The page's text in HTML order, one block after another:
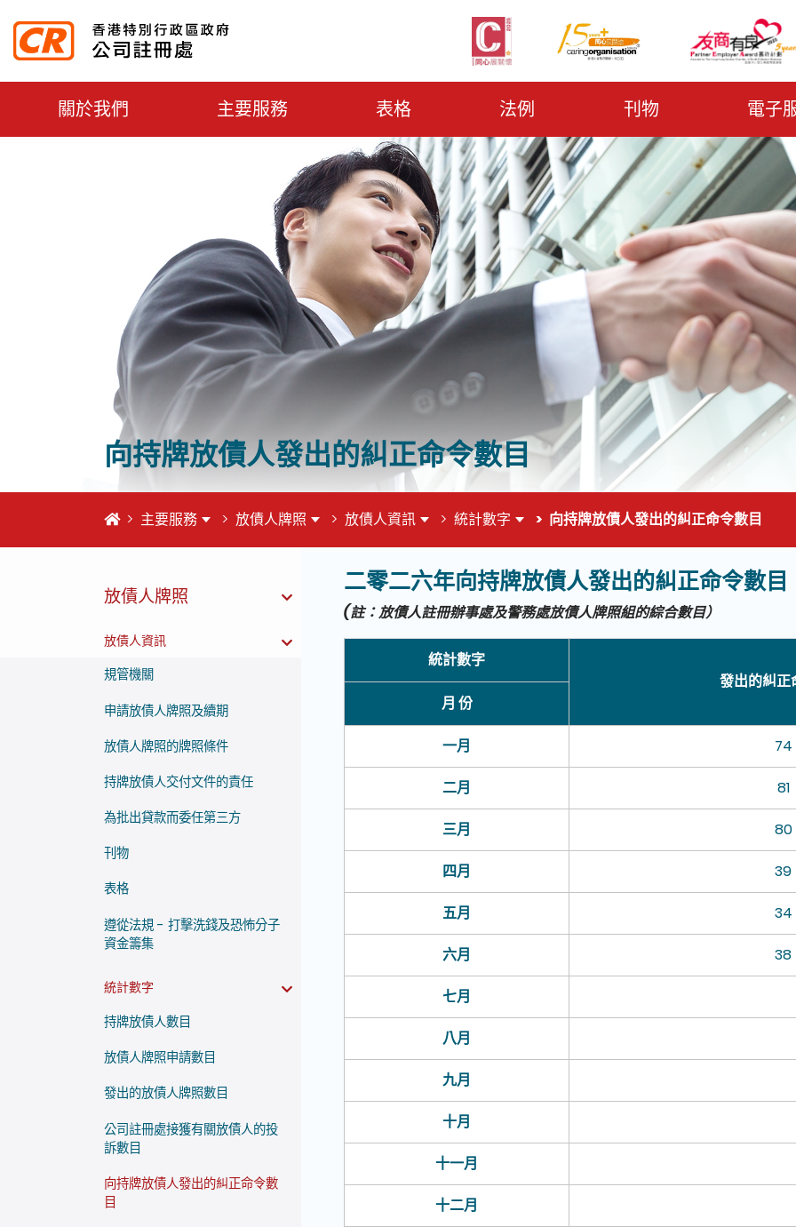
關於我們 主要服務 表格 法例 刊物 電子
向持牌放債人發出的糾正命令數目
首頁主要服務 放債人牌照 放債人資訊 統計數字 向持牌放債人發出的糾正命令數目
放債人牌照
放債人資訊
規管機關
申請放債人牌照及續期
放債人牌照的牌照條件
持牌放債人交付文件的責任
為批出貸款而委任第三方
刊物
表格
遵從法規 - 打擊洗錢及恐怖分子
資金籌集
統計數字
持牌放債人數目
放債人牌照申請數目
發出的放債人牌照數目
公司註冊處接獲有關放債人的投
訴數目
向持牌放債人發出的糾正命令數
目
這個頁面的主要內容
二零二六年向持牌放債人發出的糾正命令數目
(註：放債人註冊辦事處及警務處放債人牌照組的綜合數目）
統計數字統計數字
發出的糾正
月 份月份
一月 74
二月 81
三月 80
四月 39
五月 34
六月 38
七月
八月
九月
十月
十一月
十二月